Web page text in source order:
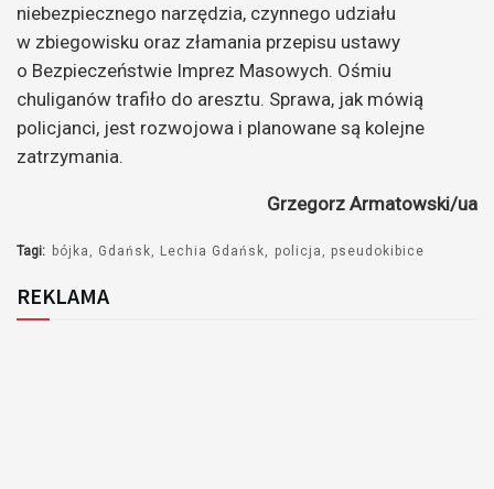
niebezpiecznego narzędzia, czynnego udziału
w zbiegowisku oraz złamania przepisu ustawy
o Bezpieczeństwie Imprez Masowych. Ośmiu
chuliganów trafiło do aresztu. Sprawa, jak mówią
policjanci, jest rozwojowa i planowane są kolejne
zatrzymania.
Grzegorz Armatowski/ua
Tagi: bójka Gdańsk Lechia Gdańsk policja pseudokibice
REKLAMA